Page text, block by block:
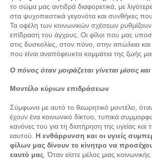
το σώμα μας αντιδρά διαφορετικά, με
στα ψυχοπιεστικά γεγονότα και συνθήκες που
Τα οφέλη των κοινωνικών σχέσεων
επίδραση του άγχους. Οι φίλοι που μας
στις δυσκολίες, στον πόνο, στην απώλεια
που είναι αναπόφευκτα κομμάτια της ζωής
Ο πόνος όταν μοιράζεται γίνεται μίσος
Μοντέλο κύριων επιδράσεων
Σύμφωνα με αυτό το θεωρητικό μοντέλο,
έχουν ένα κοινωνικό δίκτυο, τυπικά
κανόνες του για τη διατήρηση της υγείας και
εαυτού. Η ενθάρρυνση και οι υγιείς
φίλων μας δίνουν το κίνητρο να
εαυτό μας . Όταν είστε μέλος μιας